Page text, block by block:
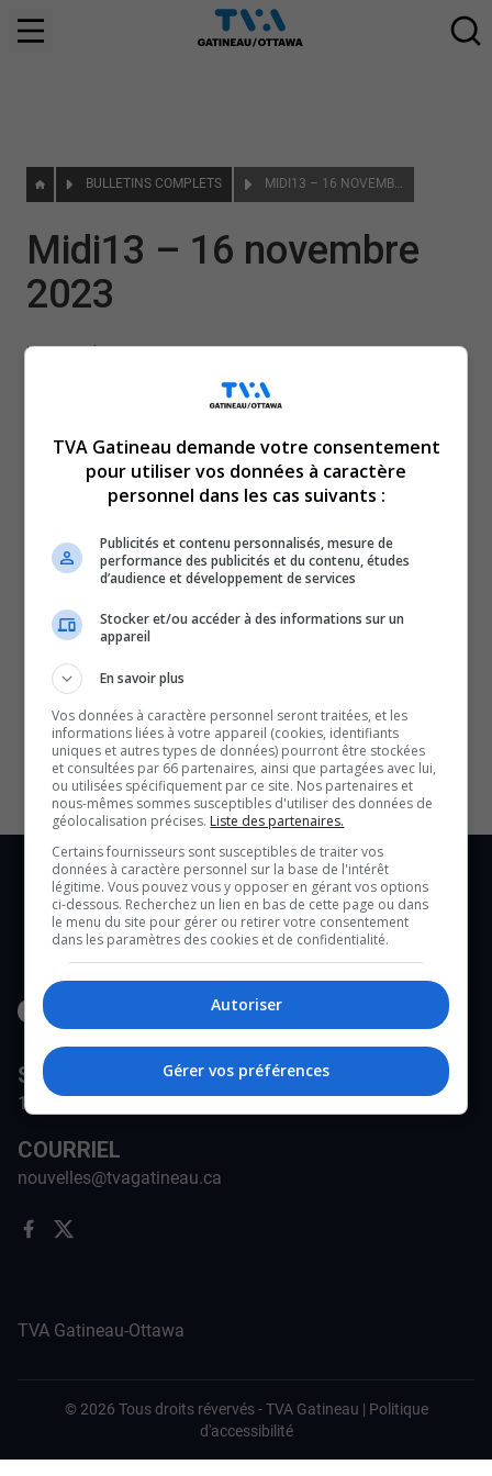
BULLETINS COMPLETS MIDI13 – 16 NOVEMBRE 2023
Midi13 – 16 novembre
2023
|16 novembre 2023
SOUTENIR NOS MÉDIAS, C’EST PROTÉGER NOTRE
CULTURE ET NOTRE ÉCONOMIE
STATION
171-A Rue Jean-Proulx, Gatineau, QC J8Z 1W5
COURRIEL
nouvelles@tvagatineau.ca
TVA Gatineau-Ottawa
© 2026 Tous droits révervés -TVA Gatineau | Politique
d'accessibilité
TVA Gatineau demande votre consentement
pour utiliser vos données à caractère
personnel dans les cas suivants :
Publicités et contenu personnalisés, mesure de
performance des publicités et du contenu, études
d’audience et développement de services
Stocker et/ou accéder à des informations sur un
appareil
En savoir plus
Vos données à caractère personnel seront traitées, et les
informations liées à votre appareil (cookies, identifiants
uniques et autres types de données) pourront être stockées
et consultées par 66 partenaires, ainsi que partagées avec lui,
ou utilisées spécifiquement par ce site. Nos partenaires et
nous-mêmes sommes susceptibles d'utiliser des données de
géolocalisation précises. Liste des partenaires.
Certains fournisseurs sont susceptibles de traiter vos
données à caractère personnel sur la base de l'intérêt
légitime. Vous pouvez vous y opposer en gérant vos options
ci-dessous. Recherchez un lien en bas de cette page ou dans
le menu du site pour gérer ou retirer votre consentement
dans les paramètres des cookies et de confidentialité.
Autoriser
Gérer vos préférences